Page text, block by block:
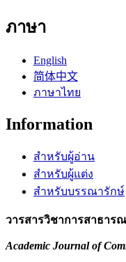
ภาษา
English
简体中文
ภาษาไทย
Information
สำหรับผู้อ่าน
สำหรับผู้แต่ง
สำหรับบรรณารักษ์
วารสารวิชาการสาธา
Academic Journal of